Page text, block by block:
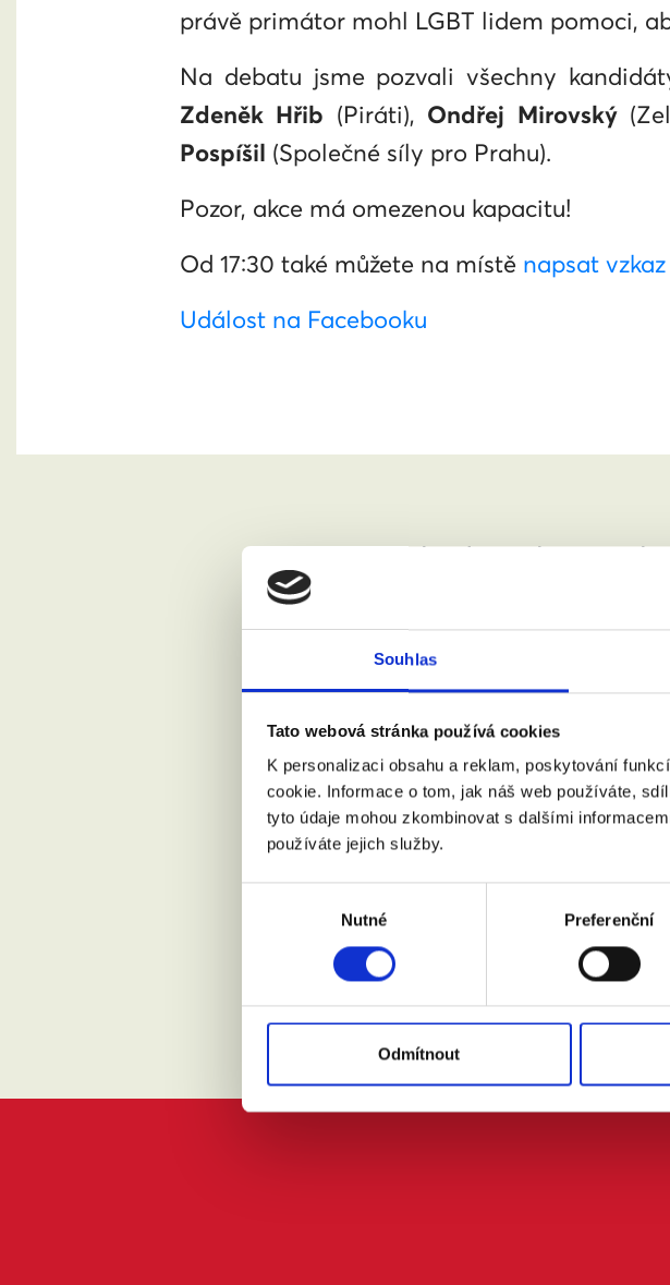
Souhlas
Tato webová stránka používá cookies
K personalizaci obsahu a reklam, poskytování
cookie. Informace o tom, jak náš web používáte,
tyto údaje mohou zkombinovat s dalšími
používáte jejich služby.
Nutné Preferenční
Odmítnout
právě primátor mohl LGBT lidem pomoci,
Na debatu jsme pozvali všechny
Zdeněk Hřib (Piráti), Ondřej Mirovský
Pospíšil (Společné síly pro Prahu).
Pozor, akce má omezenou kapacitu!
Od 17:30 také můžete na místě napsat
Událost na Facebooku
Pokud se chcete
Jméno a příjmení:
Váš email:
Posílejte mi na email aktuality o
Souhlasím se zpracováním